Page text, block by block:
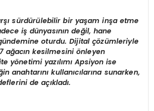
sürdürülebilir bir yaşam inşa etme
iş dünyasının değil, hane
oturdu. Dijital çözümleriyle
ağacın kesilmesini önleyen
yönetimi yazılımı Apsiyon ise
anahtarını kullanıcılarına sunarken,
de açıkladı.